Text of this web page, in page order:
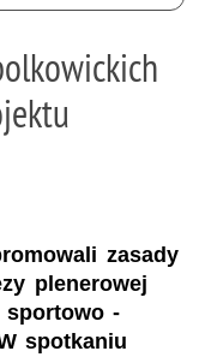
zasady
plenerowej
sportowo -
spotkaniu